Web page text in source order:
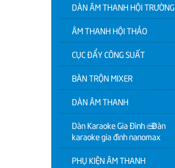
DÀN ÂM THANH HỘI TRƯỜNG
ÂM THANH HỘI THẢO
CỤC ĐẨY CÔNG SUẤT
BÀN TRỘN MIXER
DÀN ÂM THANH
Dàn Karaoke Gia Đình | Dàn
karaoke gia đình nanomax
PHỤ KIỆN ÂM THANH